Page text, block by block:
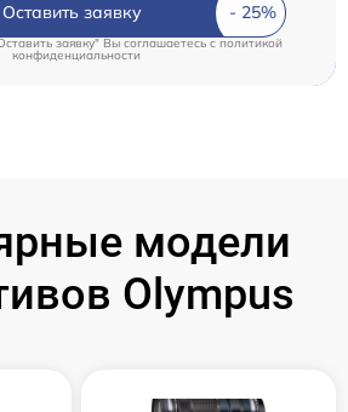
Оставить заявку
заявку" Вы соглашаетесь c политикой
конфиденциальности
модели
Olympus